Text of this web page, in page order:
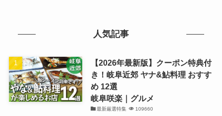
人気記事
【2026年最新版】クーポン特典付
き！岐阜近郊 ヤナ&鮎料理 おすす
め 12選
岐阜咲楽｜グルメ
最新厳選特集 109660